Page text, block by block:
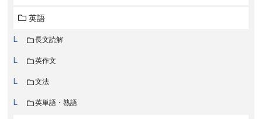
英語
長文読解
英作文
文法
英単語・熟語